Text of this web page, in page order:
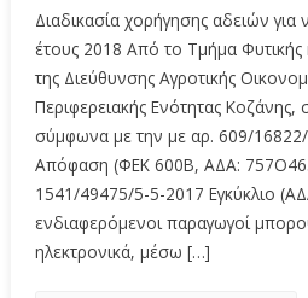
Διαδικασία χορήγησης αδειών για
έτους 2018 Από το Τμήμα Φυτικής
της Διεύθυνσης Αγροτικής
Περιφερειακής Ενότητας Κοζάνης,
σύμφωνα με την με αρ. 609/
Απόφαση (ΦΕΚ 600Β, ΑΔΑ:
1541/49475/5-5-2017 Εγκύκλιο
ενδιαφερόμενοι παραγωγοί
ηλεκτρονικά, μέσω […]